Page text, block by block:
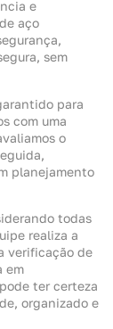
e
aço
sem
para
com uma
o
planejamento
todas
realiza a
verificação de
em
ter certeza
organizado e